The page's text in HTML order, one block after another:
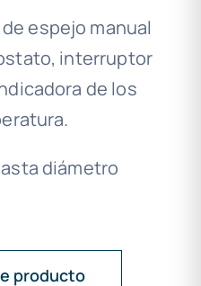
espejo manual
interruptor
de los
diámetro
producto